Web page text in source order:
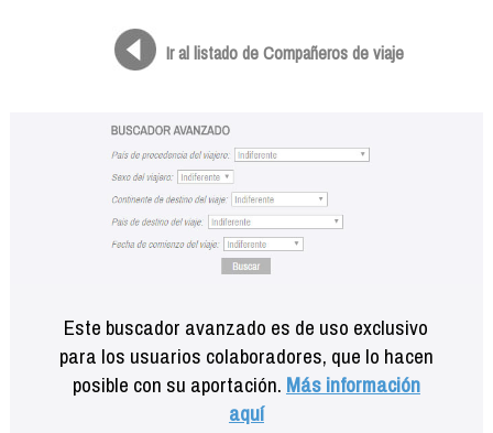
Ir al listado de Compañeros de viaje
Este buscador avanzado es de uso exclusivo
para los usuarios colaboradores, que lo hacen
posible con su aportación. Más información
aquí